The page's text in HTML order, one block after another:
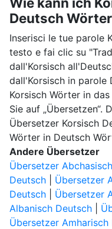
Deutsch
Inserisci le tue parole
testo e fai clic su
dall'Korsisch
dall'Korsisch in parole
Korsisch Wörter in
Sie auf „Übersetzen“.
Übersetzer Korsisch
Wörter in Deutsch
Andere Übersetzer
Übersetzer
Deutsch| Übersetzer
Deutsch| Übersetzer
Albanisch Deutsch|
Übersetzer Amharisch